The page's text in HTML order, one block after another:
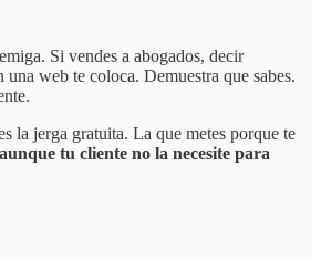
Si vendes a abogados, decir
una web te coloca. Demuestra que sabes.
la jerga gratuita. La que metes porque te
aunque tu cliente no la necesite para